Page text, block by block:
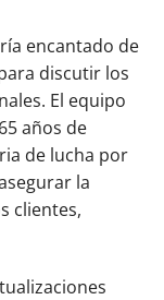
encantado de
discutir los
El equipo
años de
de lucha por
la
clientes,